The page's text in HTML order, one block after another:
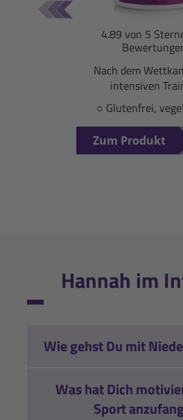
1. Platz
mit 11
4.89 von 5
Nach dem
intensiven
○ Glutenfrei,
Zum Produkt
Hannah im
Wie gehst Du mit
Was hat Dich
Sport